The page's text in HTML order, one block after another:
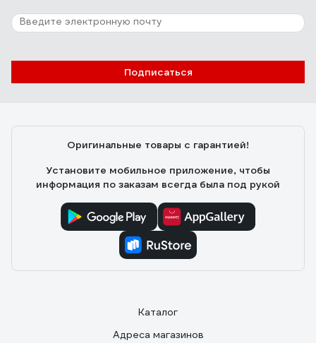
Подписаться
Оригинальные товары с гарантией!
Установите мобильное приложение, чтобы
информация по заказам всегда была под рукой
Каталог
Адреса магазинов